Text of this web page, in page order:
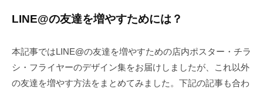
LINE@の友達を増やすためには？
本記事ではLINE@の友達を増やすための店内ポスター・チラ
シ・フライヤーのデザイン集をお届けしましたが、これ以外
の友達を増やす方法をまとめてみました。下記の記事も合わ